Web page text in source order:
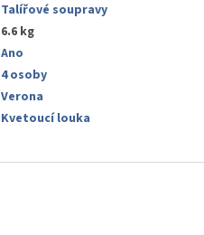
Talířové soupravy
6.6 kg
Ano
4 osoby
Verona
Kvetoucí louka